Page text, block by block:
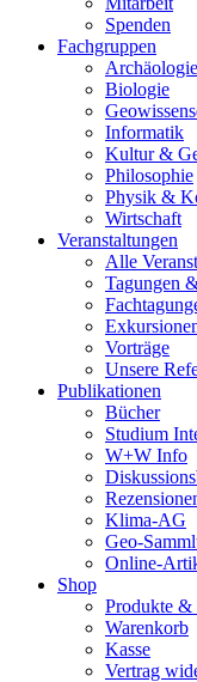
Spenden
Fachgruppen
Archäologie
Biologie
Informatik
Kultur &
Philosophie
Physik &
Wirtschaft
Veranstaltungen
Alle
Tagungen
Vorträge
Unsere
Publikationen
Bücher
Studium
W+W Info
Klima-AG
Geo-
Online-
Shop
Produkte &
Warenkorb
Kasse
Vertrag